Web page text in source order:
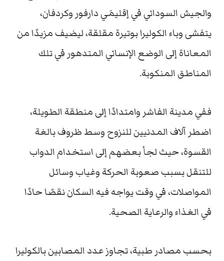
والجيش السوداني في إقليمَي دارفور وكردفان،
يتفشى وباء الكوليرا بوتيرة مقلقة، ليضيف مزيدًا من
المعاناة إلى الوضع الإنساني المتدهور في تلك
المناطق المنكوبة.
ففي مدينة الفاشر وامتدادًا إلى منطقة الطويلة،
اضطر آلاف المدنيين للنزوح وسط ظروف بالغة
القسوة، حيث لجأ بعضهم إلى استخدام الدواب
للتنقل بسبب صعوبة الحركة وغياب وسائل
المواصلات، في وقت يواجه فيه السكان نقصًا حادًا
في الغذاء والرعاية الصحية.
بحسب مصادر طبية، تجاوز عدد المصابين بالكوليرا